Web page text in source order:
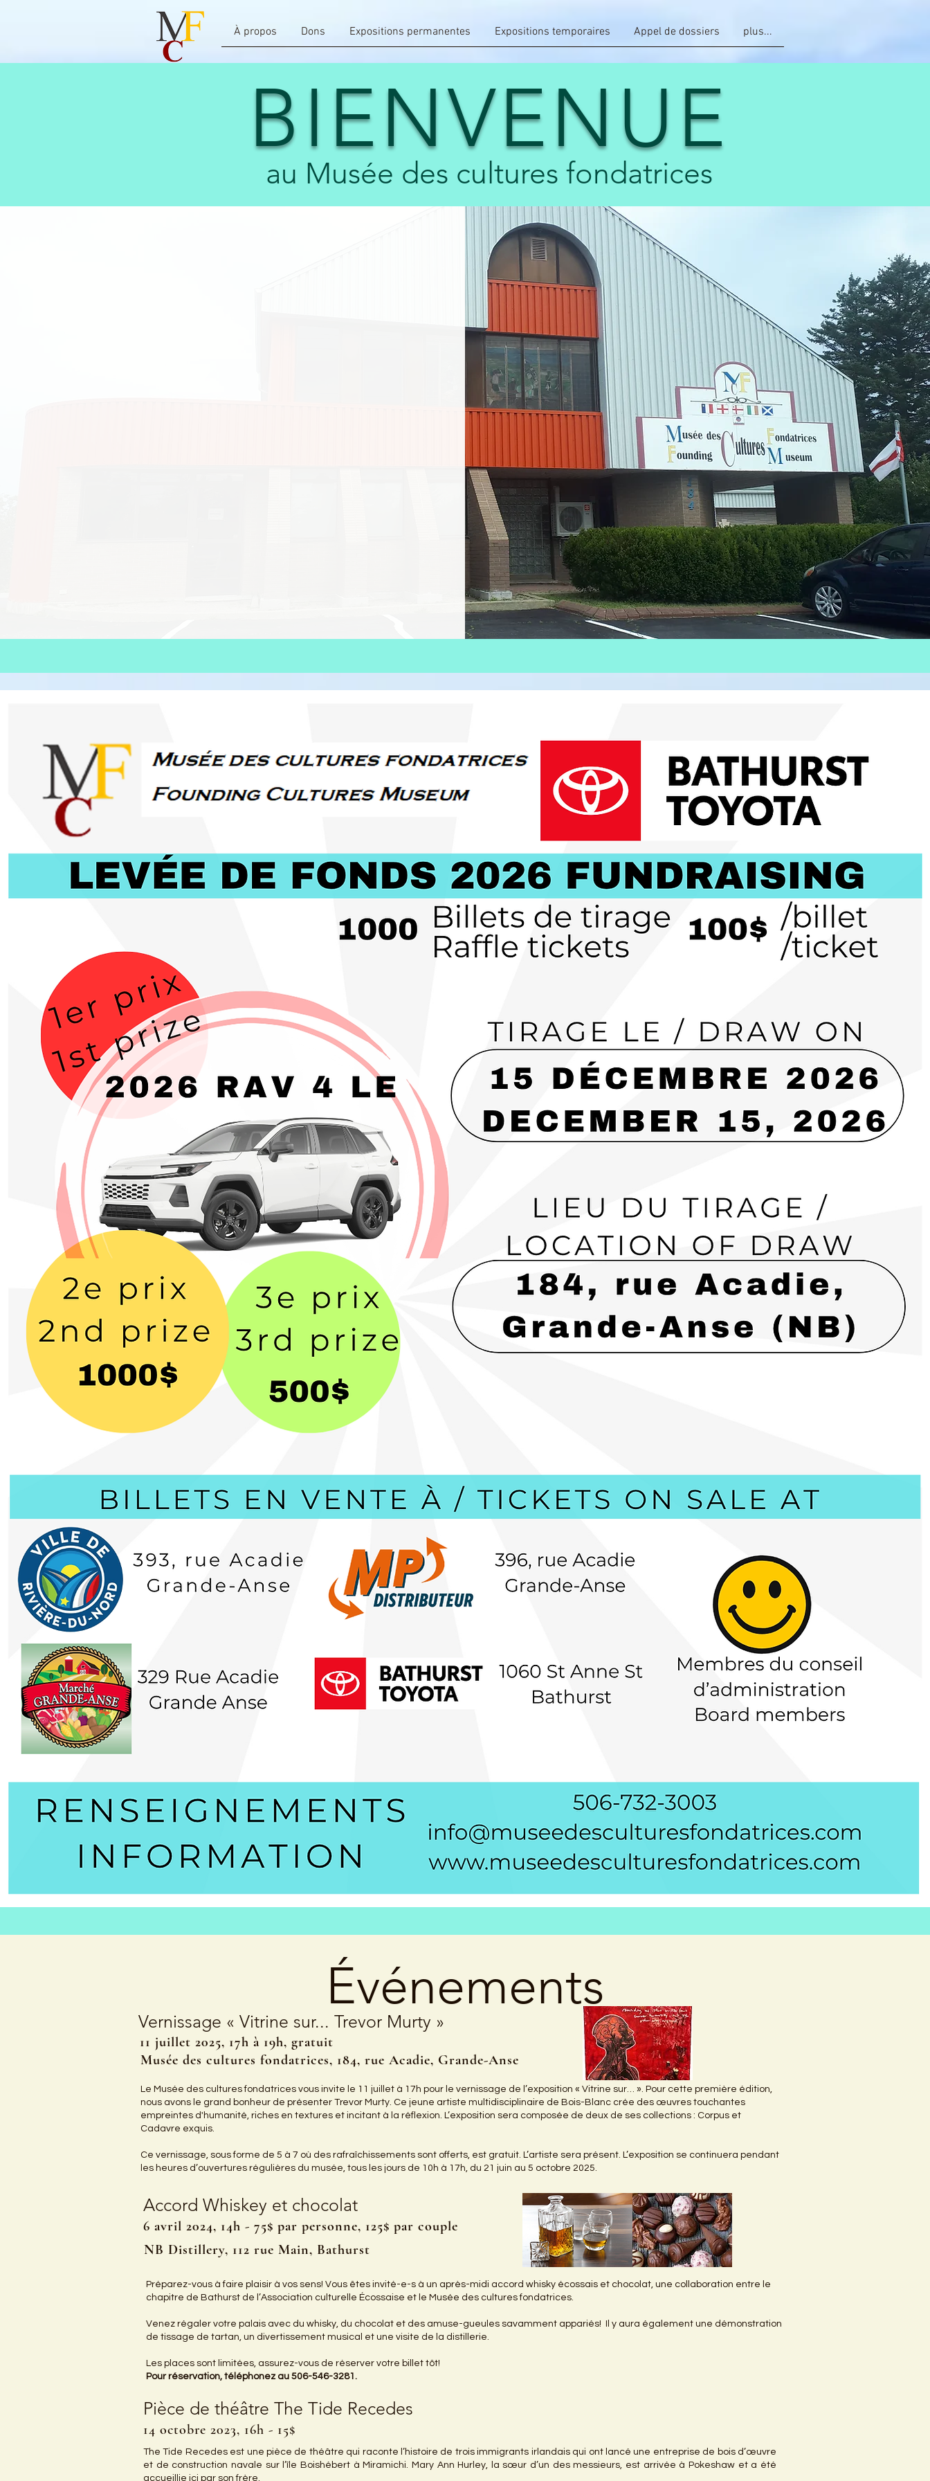
À propos Dons Expositions permanentes Expositions temporaires Appel de dossiers plus...
BIENVENUE
au Musée des cultures fondatrices
Laissez-vous absorber dans l’histoire locale, au rythme
Événements
Vernissage « Vitrine sur... Trevor Murty »
11 juillet 2025, 17h à 19h, gratuit
Musée des cultures fondatrices, 184, rue Acadie, Grande-Anse
Le Musée des cultures fondatrices vous invite le 11 juillet à 17h pour le vernissage de l’exposition « Vitrine sur… ». Pour cette première édition,
nous avons le grand bonheur de présenter Trevor Murty. Ce jeune artiste multidisciplinaire de Bois-Blanc crée des œuvres touchantes
empreintes d'humanité, riches en textures et incitant à la réflexion. L’exposition sera composée de deux de ses collections : Corpus et
Cadavre exquis.
Ce vernissage, sous forme de 5 à 7 où des rafraîchissements sont offerts, est gratuit. L’artiste sera présent. L’exposition se continuera pendant
les heures d’ouvertures régulières du musée, tous les jours de 10h à 17h, du 21 juin au 5 octobre 2025.
Accord Whiskey et chocolat
6 avril 2024, 14h - 75$ par personne, 125$ par couple
NB Distillery, 112 rue Main, Bathurst
Préparez-vous à faire plaisir à vos sens! Vous êtes invité-e-s à un après-midi accord whisky écossais et chocolat, une collaboration entre le
chapitre de Bathurst de l’Association culturelle Écossaise et le Musée des cultures fondatrices.
Venez régaler votre palais avec du whisky, du chocolat et des amuse-gueules savamment appariés! Il y aura également une démonstration
de tissage de tartan, un divertissement musical et une visite de la distillerie.
Les places sont limitées, assurez-vous de réserver votre billet tôt!
Pour réservation, téléphonez au 506-546-3281.
Pièce de théâtre The Tide Recedes
14 octobre 2023, 16h - 15$
The Tide Recedes est une pièce de théâtre qui raconte l’histoire de trois immigrants irlandais qui ont lancé une entreprise de bois d’œuvre
et de construction navale sur l’île Boishébert à Miramichi. Mary Ann Hurley, la sœur d’un des messieurs, est arrivée à Pokeshaw et a été
accueillie ici par son frère.